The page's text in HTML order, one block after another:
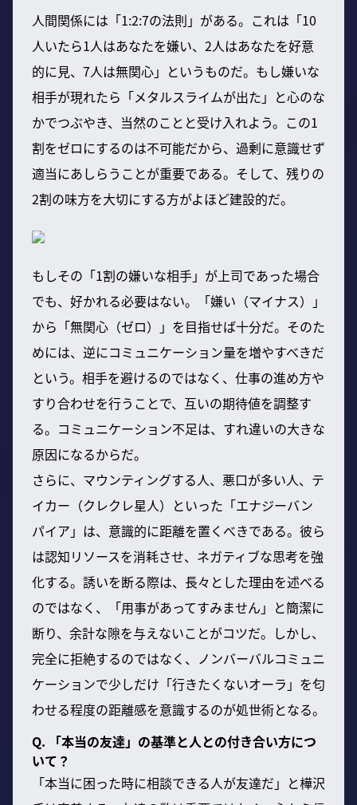
人間関係には「1:2:7の法則」がある。これは「10
人いたら1人はあなたを嫌い、2人はあなたを好意
的に見、7人は無関心」というものだ。もし嫌いな
相手が現れたら「メタルスライムが出た」と心のな
かでつぶやき、当然のことと受け入れよう。この1
割をゼロにするのは不可能だから、過剰に意識せず
適当にあしらうことが重要である。そして、残りの
2割の味方を大切にする方がよほど建設的だ。
もしその「1割の嫌いな相手」が上司であった場合
でも、好かれる必要はない。「嫌い（マイナス）」
から「無関心（ゼロ）」を目指せば十分だ。そのた
めには、逆にコミュニケーション量を増やすべきだ
という。相手を避けるのではなく、仕事の進め方や
すり合わせを行うことで、互いの期待値を調整す
る。コミュニケーション不足は、すれ違いの大きな
原因になるからだ。
さらに、マウンティングする人、悪口が多い人、テ
イカー（クレクレ星人）といった「エナジーバン
パイア」は、意識的に距離を置くべきである。彼ら
は認知リソースを消耗させ、ネガティブな思考を強
化する。誘いを断る際は、長々とした理由を述べる
のではなく、「用事があってすみません」と簡潔に
断り、余計な隙を与えないことがコツだ。しかし、
完全に拒絶するのではなく、ノンバーバルコミュニ
ケーションで少しだけ「行きたくないオーラ」を匂
わせる程度の距離感を意識するのが処世術となる。
Q. 「本当の友達」の基準と人との付き合い方につ
いて？
「本当に困った時に相談できる人が友達だ」と樺沢